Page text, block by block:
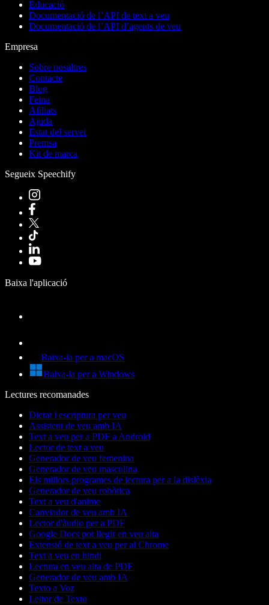
Educació
Documentació de l’API de text a veu
Documentació de l’API d’agents de veu
Empresa
Sobre nosaltres
Contacte
Blog
Feina
Afiliats
Ajuda
Estat del servei
Premsa
Kit de marca
Segueix Speechify
Baixa l'aplicació
Baixa-la per a macOS
Baixa-la per a Windows
Lectures recomanades
Dictat i escriptura per veu
Assistent de veu amb IA
Text a veu per a PDF a Android
Lector de text a veu
Generador de veu femenina
Generador de veu masculina
Els millors programes de lectura per a la dislèxia
Generador de veu robòtica
Text a veu d'anime
Canviador de veu amb IA
Lector d'àudio per a PDF
Google Docs pot llegir en veu alta
Extensió de text a veu per al Chrome
Text a veu en hindi
Lectura en veu alta de PDF
Generador de veu amb IA
Texto a Voz
Leitor de Texto